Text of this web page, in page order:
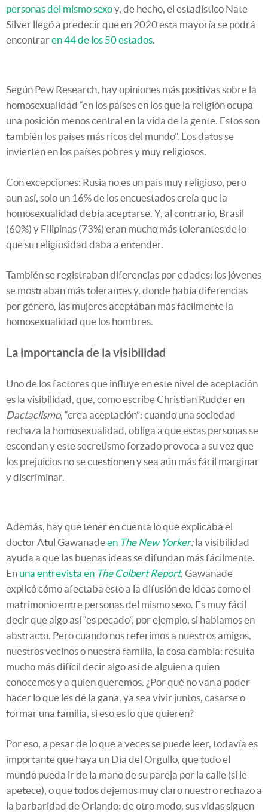
personas del mismo sexoy, de hecho, el estadístico Nate
Silver llegó a predecir que en 2020 esta mayoría se podrá
encontraren 44 de los 50 estados
Según Pew Research, hay opiniones más positivas sobre la
homosexualidad “en los países en los que la religión ocupa
una posición menos central en la vida de la gente. Estos son
también los países más ricos del mundo”. Los datos se
invierten en los países pobres y muy religiosos.
Con excepciones: Rusia no es un país muy religioso, pero
aun así, solo un 16% de los encuestados creía que la
homosexualidad debía aceptarse. Y, al contrario, Brasil
(60%) y Filipinas (73%) eran mucho más tolerantes de lo
que su religiosidad daba a entender.
También se registraban diferencias por edades: los jóvenes
se mostraban más tolerantes y, donde había diferencias
por género, las mujeres aceptaban más fácilmente la
homosexualidad que los hombres.
La importancia de la visibilidad
Uno de los factores que influye en este nivel de aceptación
es la visibilidad, que, como escribe Christian Rudder en
Dactaclismo, “crea aceptación”: cuando una sociedad
rechaza la homosexualidad, obliga a que estas personas se
escondan y este secretismo forzado provoca a su vez que
los prejuicios no se cuestionen y sea aún más fácil marginar
y discriminar.
Además, hay que tener en cuenta lo que explicaba el
doctor Atul Gawanadeen The New Yorker:la visibilidad
ayuda a que las buenas ideas se difundan más fácilmente.
En una entrevista en The Colbert Report, Gawanade
explicó cómo afectaba esto a la difusión de ideas como el
matrimonio entre personas del mismo sexo. Es muy fácil
decir que algo así “es pecado”, por ejemplo, si hablamos en
abstracto. Pero cuando nos referimos a nuestros amigos,
nuestros vecinos o nuestra familia, la cosa cambia: resulta
mucho más difícil decir algo así de alguien a quien
conocemos y a quien queremos. ¿Por qué no van a poder
hacer lo que les dé la gana, ya sea vivir juntos, casarse o
formar una familia, si eso es lo que quieren?
Por eso, a pesar de lo que a veces se puede leer, todavía es
importante que haya un Día del Orgullo, que todo el
mundo pueda ir de la mano de su pareja por la calle (si le
apetece), o que todos dejemos muy claro nuestro rechazo a
la barbaridad de Orlando: de otro modo, sus vidas siguen